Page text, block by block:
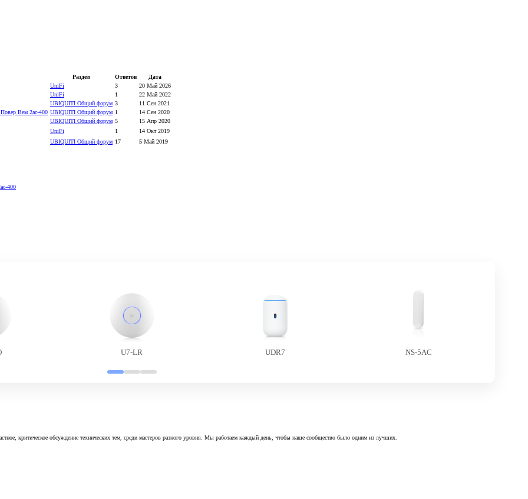
Раздел Ответов
Дата
UniFi 3
20 Май 2026
UniFi 1
22 Май 2022
UBIQUITI Общий форум 3
11 Сен 2021
Повер Вем 2ас-400 UBIQUITI Общий форум 1
14 Сен 2020
UBIQUITI Общий форум 5
15 Апр 2020
UniFi 1
14 Окт 2019
UBIQUITI Общий форум 17
5 Май 2019
400
U7-LR UDR7 NS-5AC
критическое обсуждение технических тем, среди мастеров разного уровня. Мы работаем каждый день, чтобы наше сообщество было одним из лучших.